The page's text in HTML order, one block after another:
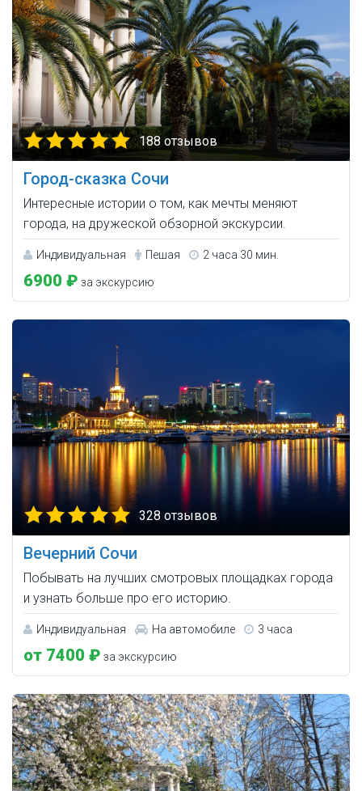
188 отзывов
Город-сказка Сочи
Интересные истории о том, как мечты меняют
города, на дружеской обзорной экскурсии.
Индивидуальная Пешая 2 часа 30 мин.
6900 ₽ за экскурсию
328 отзывов
Вечерний Сочи
Побывать на лучших смотровых площадках города
и узнать больше про его историю.
Индивидуальная На автомобиле 3 часа
от 7400 ₽ за экскурсию